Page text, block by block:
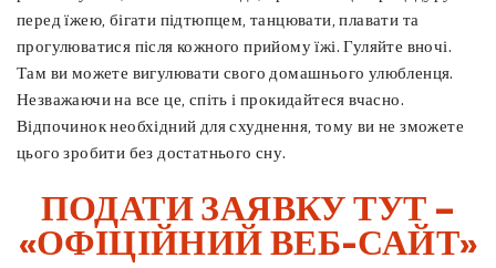
перед їжею, бігати підтюпцем, танцювати, плавати та
прогулюватися після кожного прийому їжі. Гуляйте вночі.
Там ви можете вигулювати свого домашнього улюбленця.
Незважаючи на все це, спіть і прокидайтеся вчасно.
Відпочинок необхідний для схуднення, тому ви не зможете
цього зробити без достатнього сну.
ПОДАТИ ЗАЯВКУ ТУТ –
«ОФІЦІЙНИЙ ВЕБ-САЙТ»